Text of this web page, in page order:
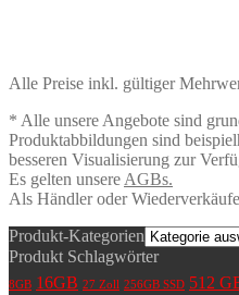
Alle Preise inkl. gültiger
* Alle unsere Angebote sind
Produktabbildungen sind
besseren Visualisierung zur
Es gelten unsere AGBs.
Als Händler oder
Produkt-Kategorien
Produkt Schlagwörter
8GB 16GB 27 Zoll 256GB SSD 512